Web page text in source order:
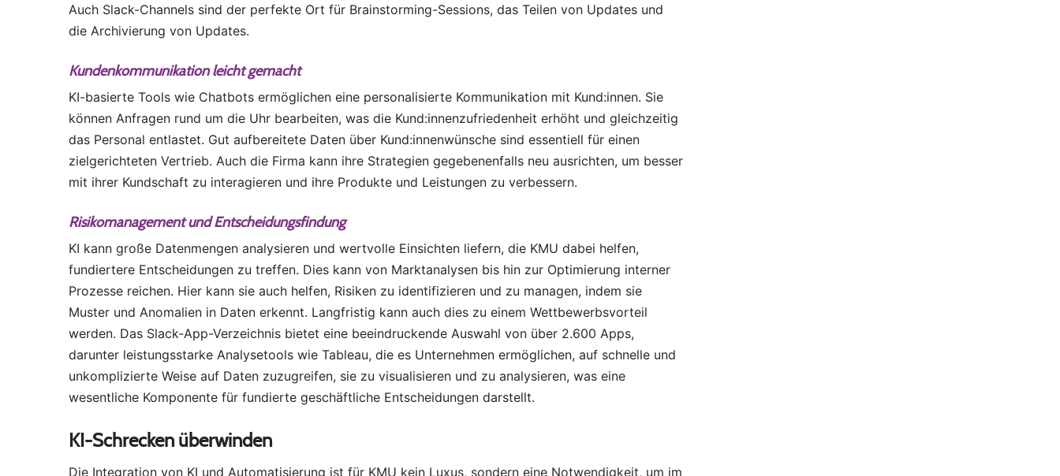
Auch Slack-Channels sind der perfekte Ort für Brainstorming-Sessions, das Teilen von Updates und
die Archivierung von Updates.
Kundenkommunikation leicht gemacht
KI-basierte Tools wie Chatbots ermöglichen eine personalisierte Kommunikation mit Kund:innen. Sie
können Anfragen rund um die Uhr bearbeiten, was die Kund:innenzufriedenheit erhöht und gleichzeitig
das Personal entlastet. Gut aufbereitete Daten über Kund:innenwünsche sind essentiell für einen
zielgerichteten Vertrieb. Auch die Firma kann ihre Strategien gegebenenfalls neu ausrichten, um besser
mit ihrer Kundschaft zu interagieren und ihre Produkte und Leistungen zu verbessern.
Risikomanagement und Entscheidungsfindung
KI kann große Datenmengen analysieren und wertvolle Einsichten liefern, die KMU dabei helfen,
fundiertere Entscheidungen zu treffen. Dies kann von Marktanalysen bis hin zur Optimierung interner
Prozesse reichen. Hier kann sie auch helfen, Risiken zu identifizieren und zu managen, indem sie
Muster und Anomalien in Daten erkennt. Langfristig kann auch dies zu einem Wettbewerbsvorteil
werden. Das Slack-App-Verzeichnis bietet eine beeindruckende Auswahl von über 2.600 Apps,
darunter leistungsstarke Analysetools wie Tableau, die es Unternehmen ermöglichen, auf schnelle und
unkomplizierte Weise auf Daten zuzugreifen, sie zu visualisieren und zu analysieren, was eine
wesentliche Komponente für fundierte geschäftliche Entscheidungen darstellt.
KI-Schrecken überwinden
Die Integration von KI und Automatisierung ist für KMU kein Luxus, sondern eine Notwendigkeit, um im